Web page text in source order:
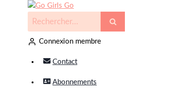
Connexion membre
Contact
Abonnements